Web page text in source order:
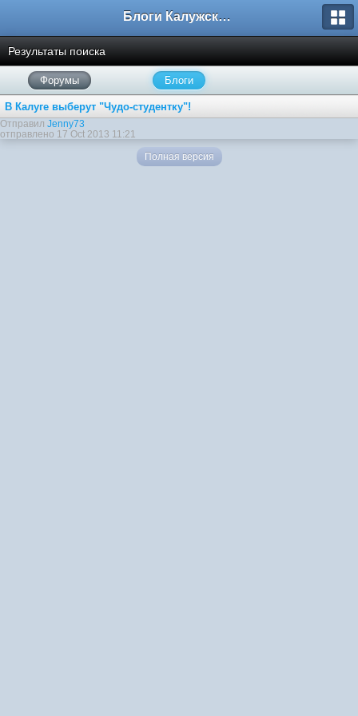
Блоги Калужского перекрестка
Результаты поиска
Форумы Блоги
В Калуге выберут "Чудо-студентку"!
Отправил Jenny73
отправлено 17 Oct 2013 11:21
Полная версия